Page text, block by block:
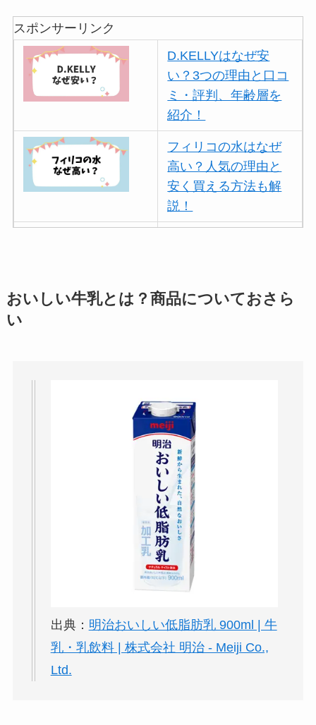
スポンサーリンク
D.KELLYはなぜ安
い？3つの理由と口コ
ミ・評判、年齢層を
紹介！
フィリコの水はなぜ
高い？人気の理由と
安く買える方法も解
説！
を紹介！
THE STEM CELL フ
ェイスマスクが安い
理由は？3つの理由と
口コミ・評判を紹
介！
想夫恋はなぜ高い？
人気の理由と安く買
える方法も解説！
パリはなぜ高い？な
ぜ人気？安く買える
おいしい牛乳とは？商品についておさら
い
出典： 明治おいしい低脂肪乳 900ml | 牛
乳・乳飲料 | 株式会社 明治 - Meiji Co.,
Ltd.